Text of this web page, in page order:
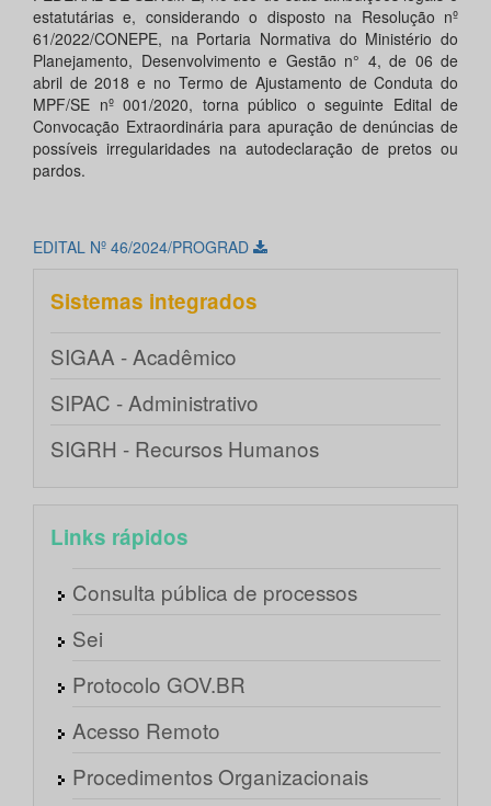
estatutárias e, considerando o disposto na Resolução nº
61/2022/CONEPE, na Portaria Normativa do Ministério do
Planejamento, Desenvolvimento e Gestão n° 4, de 06 de
abril de 2018 e no Termo de Ajustamento de Conduta do
MPF/SE nº 001/2020, torna público o seguinte Edital de
Convocação Extraordinária para apuração de denúncias de
possíveis irregularidades na autodeclaração de pretos ou
pardos.
EDITAL Nº 46/2024/PROGRAD
Sistemas integrados
SIGAA - Acadêmico
SIPAC - Administrativo
SIGRH - Recursos Humanos
Links rápidos
Consulta pública de processos
Sei
Protocolo GOV.BR
Acesso Remoto
Procedimentos Organizacionais